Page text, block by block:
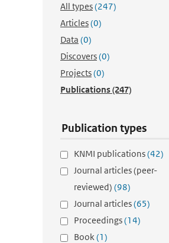
All types(247)
Articles(0)
Data (0)
Discovers(0)
Projects(0)
Publications(247)
Publication types
KNMI publications(42)
Journal articles (peer-
reviewed) (98)
Journal articles(65)
Proceedings(14)
Book(1)